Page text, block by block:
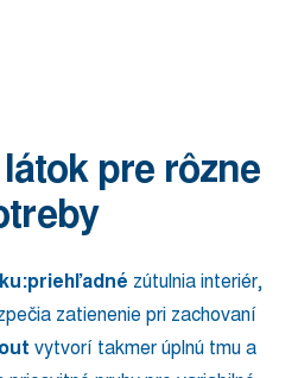
pre rôzne
priehľadné zútulnia interiér,
zatienenie pri zachovaní
vytvorí takmer úplnú tmu a